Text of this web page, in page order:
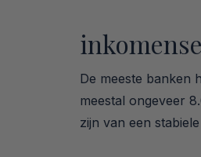
De meeste banken
meestal ongeveer
zijn van een